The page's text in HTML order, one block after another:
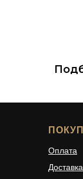
Оплата
Доставка